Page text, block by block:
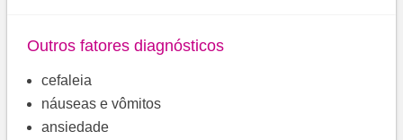
Outros fatores diagnósticos
cefaleia
náuseas e vômitos
ansiedade